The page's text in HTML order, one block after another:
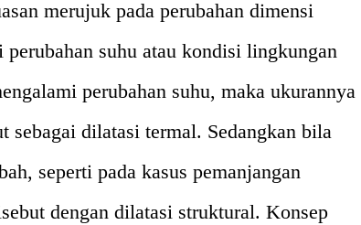
merujuk pada perubahan dimensi
perubahan suhu atau kondisi lingkungan
perubahan suhu, maka ukurannya
sebagai dilatasi termal. Sedangkan bila
seperti pada kasus pemanjangan
dengan dilatasi struktural. Konsep